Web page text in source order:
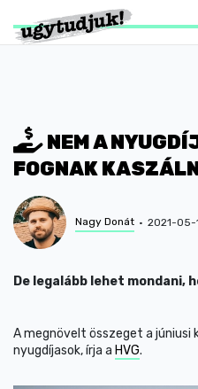
NEM A
FOGNAK
Nagy Donát 2021-05-
De legalább lehet mondani,
A megnövelt összeget a júniusi
nyugdíjasok, írja a HVG.